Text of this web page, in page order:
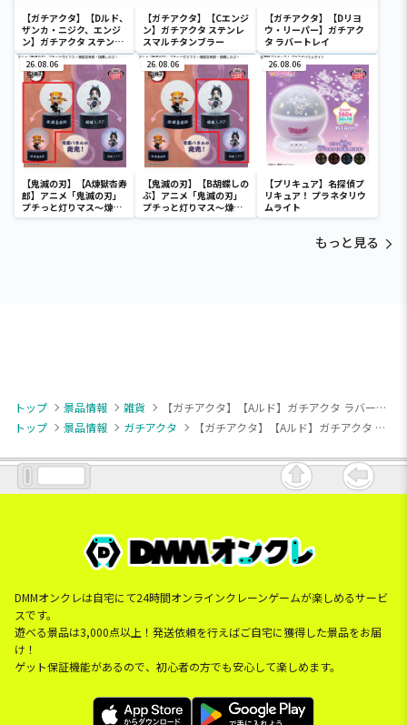
【ガチアクタ】【Dルド、
ザンカ・ニジク、エンジ
ン】ガチアクタ ステンレ
スマルチタンブラー
【ガチアクタ】【Cエンジ
ン】ガチアクタ ステンレ
スマルチタンブラー
【ガチアクタ】【Dリヨ
ウ・リーパー】ガチアク
タ ラバートレイ
26.08.06
【鬼滅の刃】【A煉獄杏寿
郎】アニメ「鬼滅の刃」
プチっと灯りマス～煉獄
杏寿郎・胡蝶しのぶ～
26.08.06
【鬼滅の刃】【B胡蝶しの
ぶ】アニメ「鬼滅の刃」
プチっと灯りマス～煉獄
杏寿郎・胡蝶しのぶ～
26.08.06
【プリキュア】名探偵プ
リキュア！ プラネタリウ
ムライト
もっと見る
トップ 景品情報 雑貨
【ガチアクタ】【Aルド】ガチアクタ ラバートレイ
トップ
景品情報 ガチアクタ 【ガチアクタ】【Aルド】ガチアクタ ラバートレイ
DMMオンクレは自宅にて24時間オンラインクレーンゲームが楽しめるサービ
スです。
遊べる景品は3,000点以上！発送依頼を行えばご自宅に獲得した景品をお届
け！
ゲット保証機能があるので、初心者の方でも安心して楽しめます。